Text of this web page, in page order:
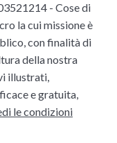
- Cose di
la cui missione è
con finalità di
della nostra
illustrati,
e gratuita,
le condizioni